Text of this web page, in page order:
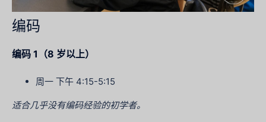
编码
编码 1（8 岁以上）
周一 下午 4:15-5:15
适合几乎没有编码经验的初学者。